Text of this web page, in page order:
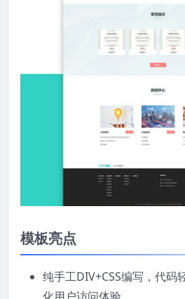
模板亮点
纯手工DIV+CSS编写，代码